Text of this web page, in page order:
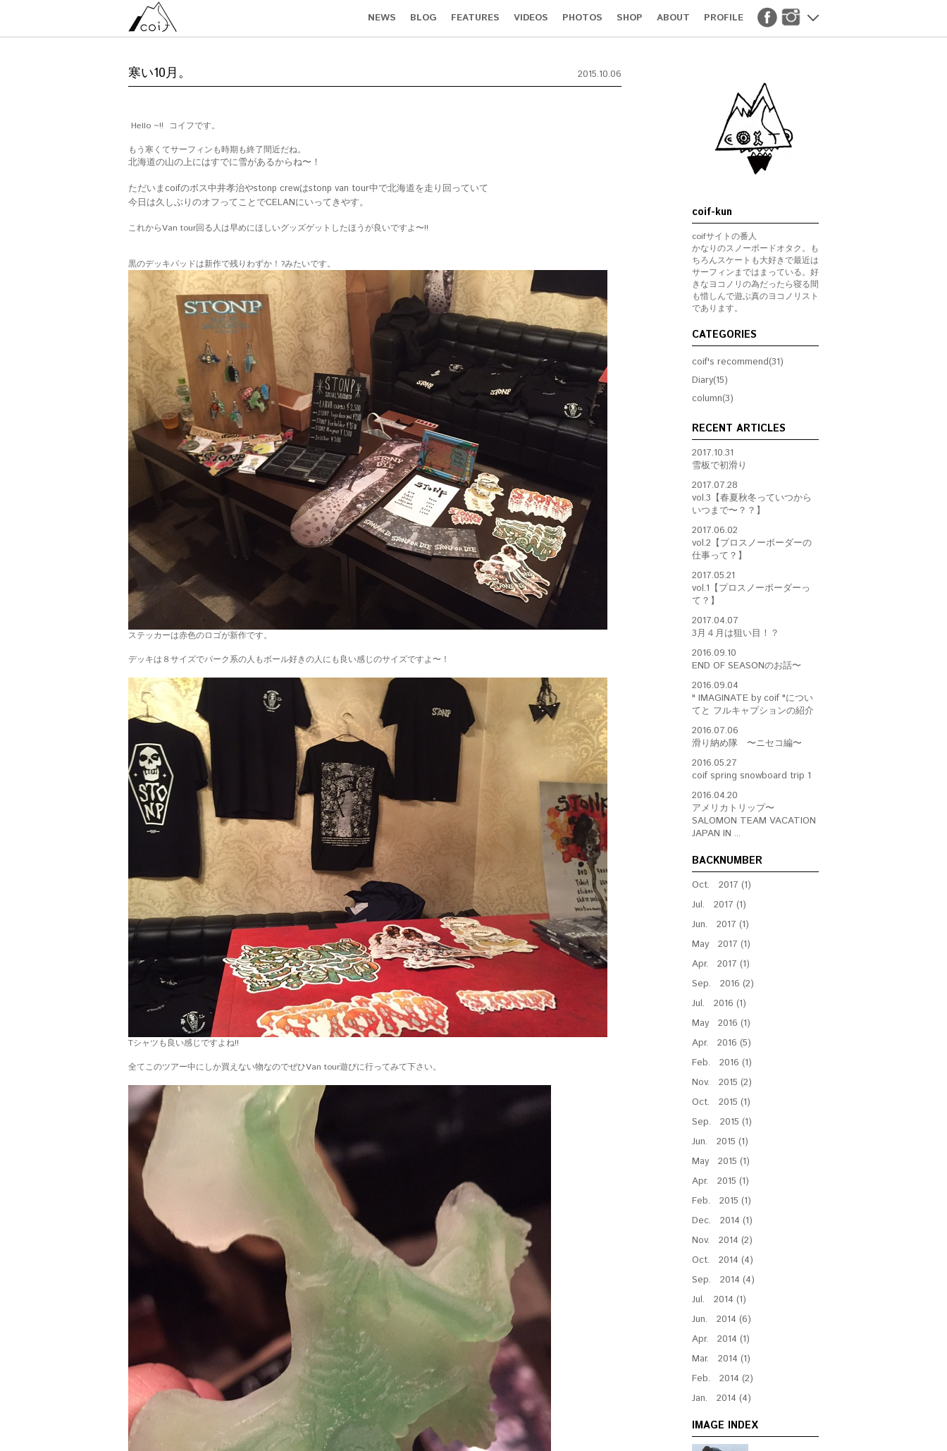
NEWS BLOG FEATURES VIDEOS PHOTOS SHOP ABOUT PROFILE
寒い10月。 2015.10.06
Hello ~!! コイフです。
もう寒くてサーフィンも時期も終了間近だね。
北海道の山の上にはすでに雪があるからね〜！
ただいまcoifのボス中井孝治やstonp crewはstonp van tour中で北海道を走り回っていて
今日は久しぶりのオフってことでCELANにいってきやす。
これからVan tour回る人は早めにほしいグッズゲットしたほうが良いですよ〜!!
黒のデッキパッドは新作で残りわずか！?みたいです。
ステッカーは赤色のロゴが新作です。
デッキは８サイズでパーク系の人もボール好きの人にも良い感じのサイズですよ〜！
Tシャツも良い感じですよね!!
全てこのツアー中にしか買えない物なのでぜひVan tour遊びに行ってみて下さい。
coif-kun
coifサイトの番人
かなりのスノーボードオタク。も
ちろんスケートも大好きで最近は
サーフィンまではまっている。好
きなヨコノリの為だったら寝る間
も惜しんで遊ぶ真のヨコノリスト
であります。
CATEGORIES
coif's recommend(31)
Diary(15)
column(3)
RECENT ARTICLES
2017.10.31
雪板で初滑り
2017.07.28
vol.3【春夏秋冬っていつから
いつまで〜？？】
2017.06.02
vol.2【プロスノーボーダーの
仕事って？】
2017.05.21
vol.1【プロスノーボーダーっ
て？】
2017.04.07
3月４月は狙い目！？
2016.09.10
END OF SEASONのお話〜
2016.09.04
" IMAGINATE by coif "につい
てと フルキャプションの紹介
2016.07.06
滑り納め隊 〜ニセコ編〜
2016.05.27
coif spring snowboard trip 1
2016.04.20
アメリカトリップ〜
SALOMON TEAM VACATION
JAPAN IN ...
BACKNUMBER
Oct. 2017 (1)
Jul. 2017 (1)
Jun. 2017 (1)
May 2017 (1)
Apr. 2017 (1)
Sep. 2016 (2)
Jul. 2016 (1)
May 2016 (1)
Apr. 2016 (5)
Feb. 2016 (1)
Nov. 2015 (2)
Oct. 2015 (1)
Sep. 2015 (1)
Jun. 2015 (1)
May 2015 (1)
Apr. 2015 (1)
Feb. 2015 (1)
Dec. 2014 (1)
Nov. 2014 (2)
Oct. 2014 (4)
Sep. 2014 (4)
Jul. 2014 (1)
Jun. 2014 (6)
Apr. 2014 (1)
Mar. 2014 (1)
Feb. 2014 (2)
Jan. 2014 (4)
IMAGE INDEX